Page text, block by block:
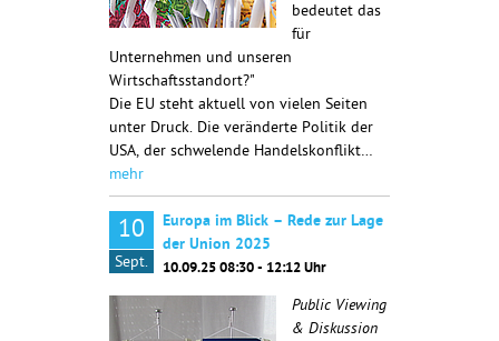
bedeutet das
für
Unternehmen und unseren
Wirtschaftsstandort?"
Die EU steht aktuell von vielen Seiten
unter Druck. Die veränderte Politik der
USA, der schwelende Handelskonflikt…
mehr
10
Sept.
Europa im Blick – Rede zur Lage
der Union 2025
10.09.25 08:30 - 12:12 Uhr
Public Viewing
& Diskussion